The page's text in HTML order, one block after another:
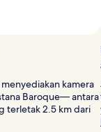
kamera
Baroque— antara
terletak 2.5 km dari